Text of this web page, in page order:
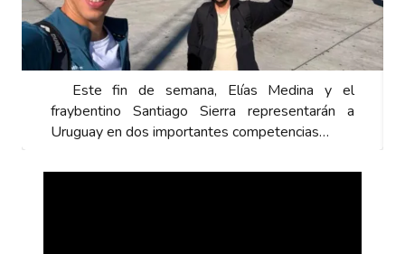
Este fin de semana, Elías Medina y el
fraybentino Santiago Sierra representarán a
Uruguay en dos importantes competencias…